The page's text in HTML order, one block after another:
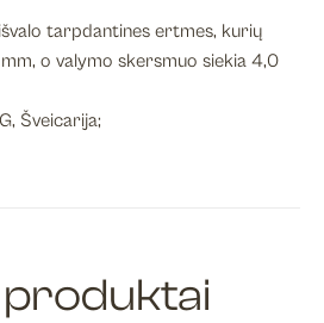
tarpdantines ertmes, kurių
o valymo skersmuo siekia 4,0
Šveicarija;